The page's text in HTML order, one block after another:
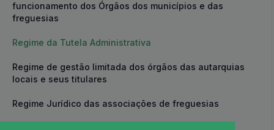
funcionamento dos Órgãos dos municípios e das
freguesias
Regime da Tutela Administrativa
Regime de gestão limitada dos órgãos das autarquias
locais e seus titulares
Regime Jurídico das associações de freguesias